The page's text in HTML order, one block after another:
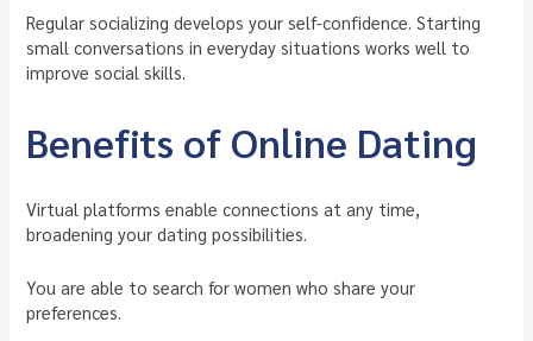
Regular socializing develops your self-confidence. Starting
small conversations in everyday situations works well to
improve social skills.
Benefits of Online Dating
Virtual platforms enable connections at any time,
broadening your dating possibilities.
You are able to search for women who share your
preferences.